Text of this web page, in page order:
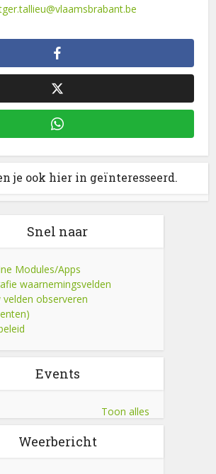
je ook hier in geïnteresseerd.
Snel naar
Modules/Apps
waarnemingsvelden
velden observeren
Events
Toon alles
Weerbericht